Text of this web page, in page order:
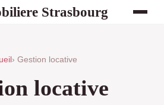
Strasbourg
› Gestion locative
locative